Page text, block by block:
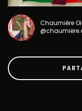
Chaumière